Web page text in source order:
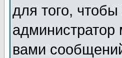
для того,
администратор
вами